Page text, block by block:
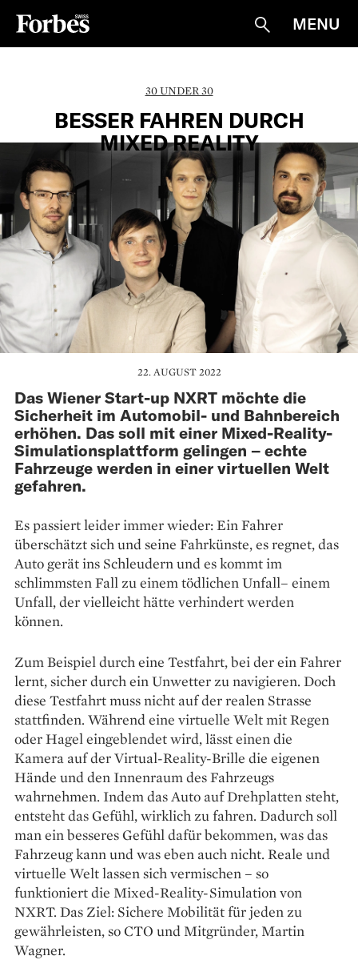
Suche
MENU
30 UNDER 30
BESSER FAHREN DURCH
MIXED REALITY
22. AUGUST 2022
Das Wiener Start-up NXRT möchte die
Sicherheit im Automobil- und Bahnbereich
erhöhen. Das soll mit einer Mixed-Reality-
Simulationsplattform gelingen – echte
Fahrzeuge werden in einer virtuellen Welt
gefahren.
Es passiert leider immer wieder: Ein Fahrer
überschätzt sich und seine Fahrkünste, es regnet, das
Auto gerät ins Schleudern und es kommt im
schlimmsten Fall zu einem tödlichen Unfall– einem
Unfall, der vielleicht hätte verhindert werden
können.
Zum Beispiel durch eine Testfahrt, bei der ein Fahrer
lernt, sicher durch ein Unwetter zu navigieren. Doch
diese Testfahrt muss nicht auf der realen Strasse
stattfinden. Während eine virtuelle Welt mit Regen
oder Hagel eingeblendet wird, lässt einen die
Kamera auf der Virtual-Reality-Brille die eigenen
Hände und den Innenraum des Fahrzeugs
wahrnehmen. Indem das Auto auf Drehplatten steht,
entsteht das Gefühl, wirklich zu fahren. Dadurch soll
man ein besseres Gefühl dafür bekommen, was das
Fahrzeug kann und was eben auch nicht. Reale und
virtuelle Welt lassen sich vermischen – so
funktioniert die Mixed-Reality-Simulation von
NXRT. Das Ziel: Sichere Mobilität für jeden zu
gewährleisten, so CTO und Mitgründer, Martin
Wagner.